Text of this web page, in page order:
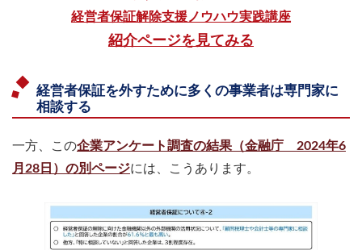
経営者保証解除支援ノウハウ実践講座
紹介ページを見てみる
経営者保証を外すために多くの事業者は専門家に
相談する
一方、この企業アンケート調査の結果（金融庁 2024年6
月28日）の別ページには、こうあります。